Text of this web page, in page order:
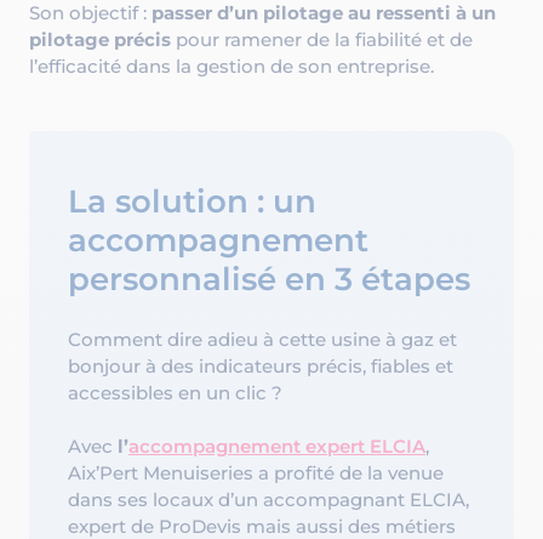
Son objectif : passer d’un pilotage au ressenti à un
pilotage précis pour ramener de la fiabilité et de
l’efficacité dans la gestion de son entreprise.
La solution : un
accompagnement
personnalisé en 3 étapes
Comment dire adieu à cette usine à gaz et
bonjour à des indicateurs précis, fiables et
accessibles en un clic ?
Avec l’accompagnement expert ELCIA,
Aix’Pert Menuiseries a profité de la venue
dans ses locaux d’un accompagnant ELCIA,
expert de ProDevis mais aussi des métiers